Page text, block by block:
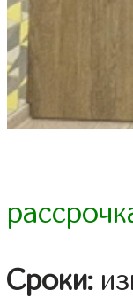
Сроки: